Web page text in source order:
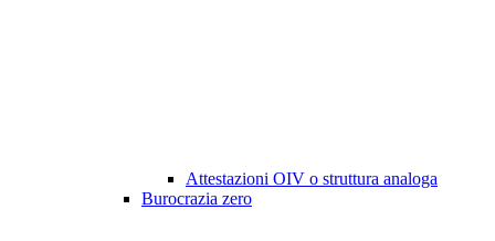
Attestazioni OIV o struttura analoga
Burocrazia zero